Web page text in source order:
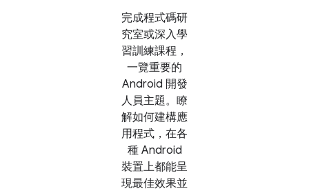
完成程式碼研
究室或深入學
習訓練課程，
一覽重要的
Android 開發
人員主題。瞭
解如何建構應
用程式，在各
種 Android
裝置上都能呈
現最佳效果並